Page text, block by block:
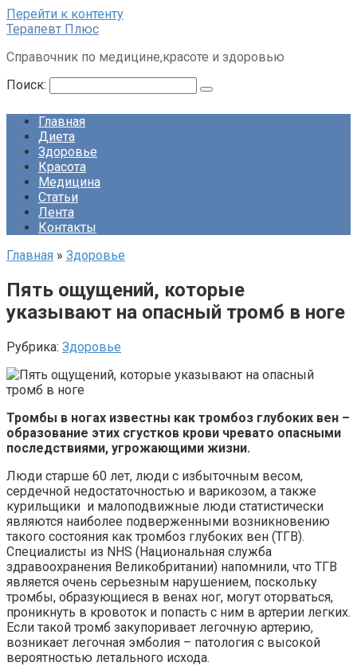
Перейти к контенту
Терапевт Плюс
Справочник по медицине,красоте и здоровью
Поиск:
Главная
Диета
Здоровье
Красота
Медицина
Статьи
Лента
Контакты
Главная » Здоровье
Пять ощущений, которые
указывают на опасный тромб в ноге
Рубрика: Здоровье
Тромбы в ногах известны как тромбоз глубоких вен –
образование этих сгустков крови чревато опасными
последствиями, угрожающими жизни.
Люди старше 60 лет, люди с избыточным весом,
сердечной недостаточностью и варикозом, а также
курильщики и малоподвижные люди статистически
являются наиболее подверженными возникновению
такого состояния как тромбоз глубоких вен (ТГВ).
Специалисты из NHS (Национальная служба
здравоохранения Великобритании) напомнили, что ТГВ
является очень серьезным нарушением, поскольку
тромбы, образующиеся в венах ног, могут оторваться,
проникнуть в кровоток и попасть с ним в артерии легких.
Если такой тромб закупоривает легочную артерию,
возникает легочная эмболия – патология с высокой
вероятностью летального исхода.